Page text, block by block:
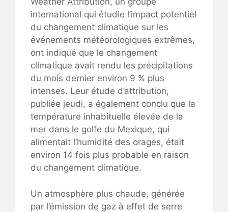
international qui étudie l’impact potentiel
du changement climatique sur les
événements météorologiques extrêmes,
ont indiqué que le changement
climatique avait rendu les précipitations
du mois dernier environ 9 % plus
intenses. Leur étude d’attribution,
publiée jeudi, a également conclu que la
température inhabituelle élevée de la
mer dans le golfe du Mexique, qui
alimentait l’humidité des orages, était
environ 14 fois plus probable en raison
du changement climatique.
Un atmosphère plus chaude, générée
par l’émission de gaz à effet de serre